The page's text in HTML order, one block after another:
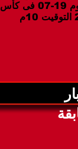
الأرجنتين اليوم 19-07 فى كأس